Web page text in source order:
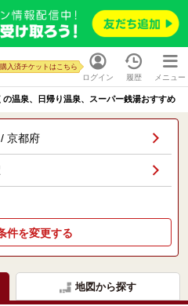
ログイン
購入済チケットはこちら
履歴 メニュー
温泉、日帰り温泉、スーパー銭湯おすすめ
京都府
件を変更する
地図から探す